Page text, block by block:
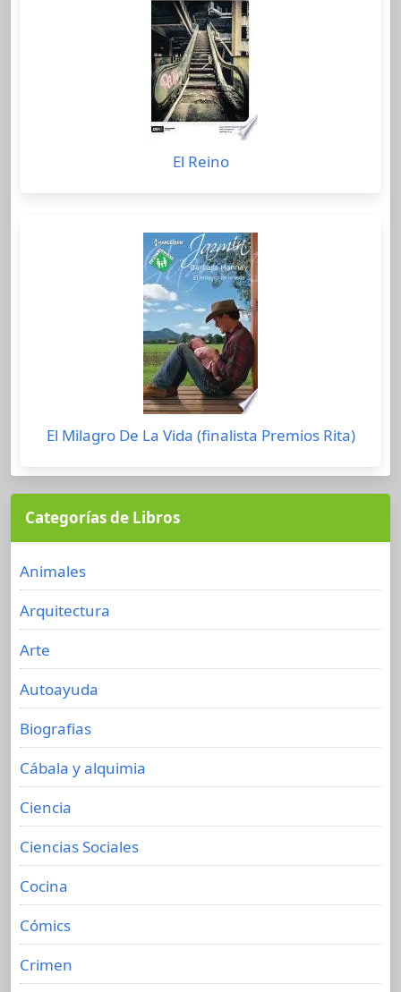
El Reino
El Milagro De La Vida (finalista Premios Rita)
Categorías de Libros
Animales
Arquitectura
Arte
Autoayuda
Biografias
Cábala y alquimia
Ciencia
Ciencias Sociales
Cocina
Cómics
Crimen